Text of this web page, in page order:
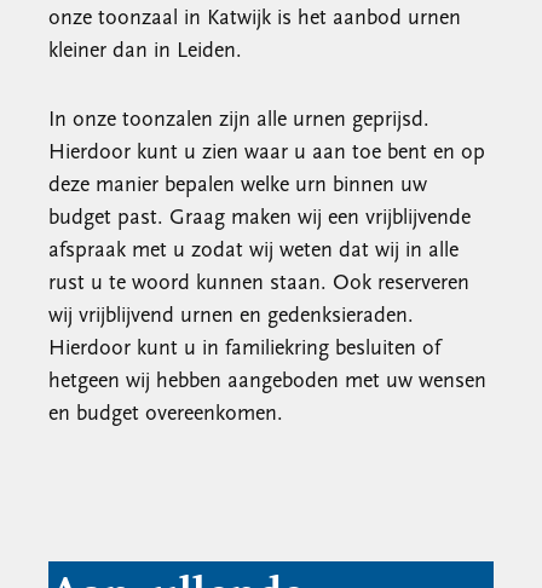
onze toonzaal in Katwijk is het aanbod urnen
kleiner dan in Leiden.
In onze toonzalen zijn alle urnen geprijsd.
Hierdoor kunt u zien waar u aan toe bent en op
deze manier bepalen welke urn binnen uw
budget past. Graag maken wij een vrijblijvende
afspraak met u zodat wij weten dat wij in alle
rust u te woord kunnen staan. Ook reserveren
wij vrijblijvend urnen en gedenksieraden.
Hierdoor kunt u in familiekring besluiten of
hetgeen wij hebben aangeboden met uw wensen
en budget overeenkomen.